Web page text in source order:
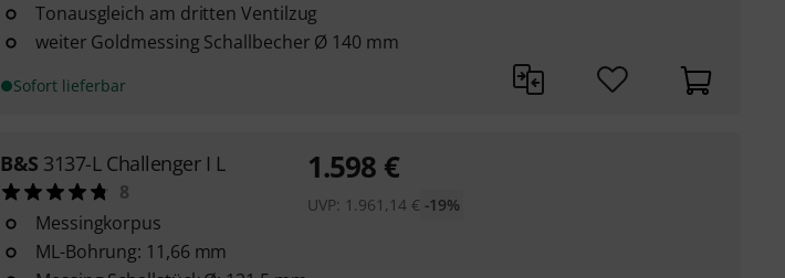
Tonausgleich am dritten Ventilzug
weiter Goldmessing Schallbecher Ø 140 mm
Sofort lieferbar
B&S 3137-L Challenger I L
8
Messingkorpus
ML-Bohrung: 11,66 mm
1.598 €
UVP: 1.961,14 € -19%